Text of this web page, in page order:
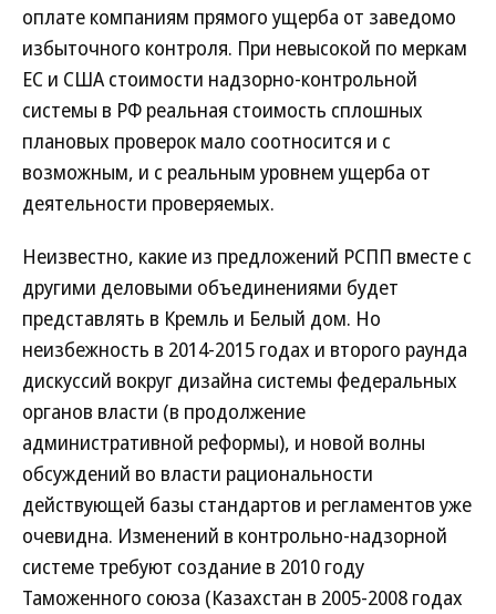
оплате компаниям прямого ущерба от заведомо
избыточного контроля. При невысокой по меркам
ЕС и США стоимости надзорно-контрольной
системы в РФ реальная стоимость сплошных
плановых проверок мало соотносится и с
возможным, и с реальным уровнем ущерба от
деятельности проверяемых.
Неизвестно, какие из предложений РСПП вместе с
другими деловыми объединениями будет
представлять в Кремль и Белый дом. Но
неизбежность в 2014-2015 годах и второго раунда
дискуссий вокруг дизайна системы федеральных
органов власти (в продолжение
административной реформы), и новой волны
обсуждений во власти рациональности
действующей базы стандартов и регламентов уже
очевидна. Изменений в контрольно-надзорной
системе требуют создание в 2010 году
Таможенного союза (Казахстан в 2005-2008 годах